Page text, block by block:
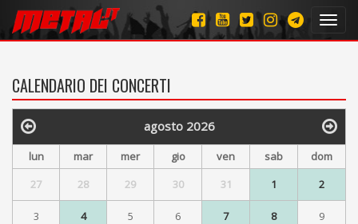
CALENDARIO DEI CONCERTI
agosto 2026
lun mar mer gio ven sab
dom
27
28 29 30 31 1 2
3 4 5 6 7 8 9